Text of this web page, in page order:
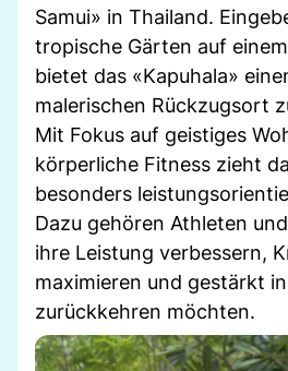
Samui» in Thailand.
tropische Gärten auf
bietet das «Kapuhala»
malerischen Rückzugsort
Mit Fokus auf geistiges
körperliche Fitness zieht
besonders
Dazu gehören Athleten
ihre Leistung verbessern,
maximieren und gestärkt
zurückkehren möchten.